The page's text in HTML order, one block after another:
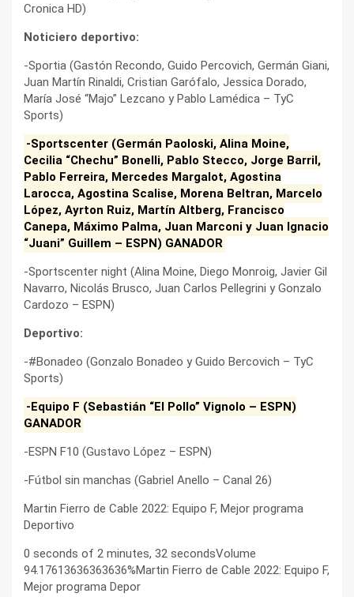
Cronica HD)
Noticiero deportivo:
-Sportia (Gastón Recondo, Guido Percovich, Germán Giani,
Juan Martín Rinaldi, Cristian Garófalo, Jessica Dorado,
María José “Majo” Lezcano y Pablo Lamédica – TyC
Sports)
-Sportscenter (Germán Paoloski, Alina Moine,
Cecilia “Chechu” Bonelli, Pablo Stecco, Jorge Barril,
Pablo Ferreira, Mercedes Margalot, Agostina
Larocca, Agostina Scalise, Morena Beltran, Marcelo
López, Ayrton Ruiz, Martín Altberg, Francisco
Canepa, Máximo Palma, Juan Marconi y Juan Ignacio
“Juani” Guillem – ESPN) GANADOR
-Sportscenter night (Alina Moine, Diego Monroig, Javier Gil
Navarro, Nicolás Brusco, Juan Carlos Pellegrini y Gonzalo
Cardozo – ESPN)
Deportivo:
-#Bonadeo (Gonzalo Bonadeo y Guido Bercovich – TyC
Sports)
-Equipo F (Sebastián “El Pollo” Vignolo – ESPN)
GANADOR
-ESPN F10 (Gustavo López – ESPN)
-Fútbol sin manchas (Gabriel Anello – Canal 26)
Martin Fierro de Cable 2022: Equipo F, Mejor programa
Deportivo
0 seconds of 2 minutes, 32 secondsVolume
94.17613636363636%Martin Fierro de Cable 2022: Equipo F,
Mejor programa Depor